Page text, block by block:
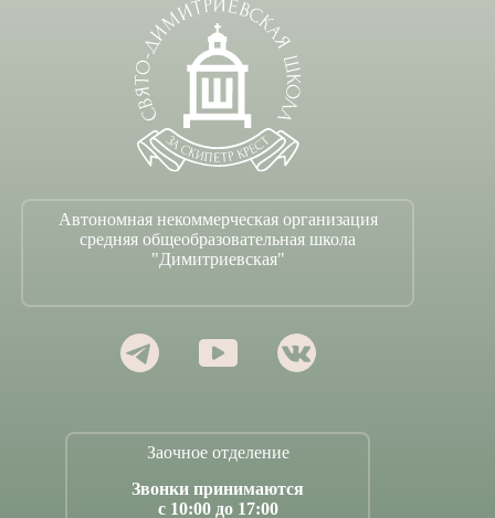
Автономная некоммерческая организация
средняя общеобразовательная школа
"Димитриевская"
Заочное отделение
Звонки принимаются
с 10:00 до 17:00